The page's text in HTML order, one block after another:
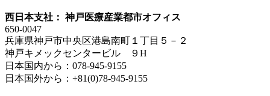
西日本支社： 神戸医療産業都市オフィス
650-0047
兵庫県神戸市中央区港島南町１丁目５－２
神戸キメックセンタービル ９H
日本国内から：078-945-9155
日本国外から：+81(0)78-945-9155